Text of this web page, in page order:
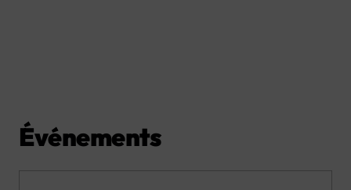
Événements